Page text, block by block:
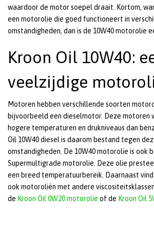
waardoor de motor soepel draait. Kortom,
een motorolie die goed functioneert in
omstandigheden, dan is de 10W40 motorolie
Kroon Oil 10W40:
veelzijdige
Motoren hebben verschillende soorten
bijvoorbeeld een dieselmotor. Deze motoren
hogere temperaturen en drukniveaus dan
Oil 10W40 diesel is daarom bestand tegen
omstandigheden. De 10W40 motorolie is ook
Supermultigrade motorolie. Deze olie
een breed temperatuurbereik. Daarnaast
ook motoroliën met andere
de Kroon Oil 0W20 motorolie of de Kroon Oil